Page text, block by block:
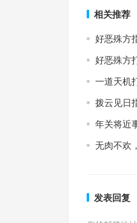
相关推荐
好恶殊方
好恶殊方
一道天机
拨云见日
年关将近
无肉不欢
发表回复